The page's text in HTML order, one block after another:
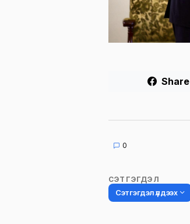
Share
0
СЭТГЭГДЭЛ
Сэтгэгдэл үлдээх